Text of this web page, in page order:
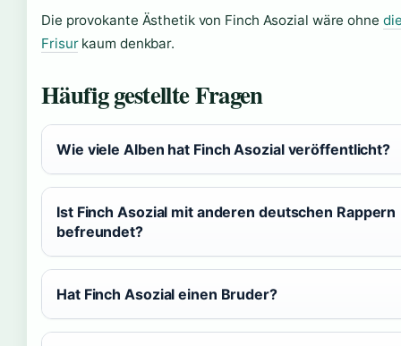
Die provokante Ästhetik von Finch Asozial wäre ohne
Frisurkaum denkbar.
Häufig gestellte Fragen
Wie viele Alben hat Finch Asozial veröffentlicht?
Ist Finch Asozial mit anderen deutschen Rappern
befreundet?
Hat Finch Asozial einen Bruder?